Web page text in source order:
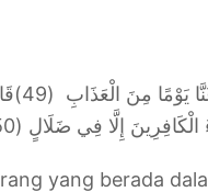
يَوْمًا مِنَ الْعَذَابِ
إِلَّا فِي ضَلَالٍ (50)
yang berada